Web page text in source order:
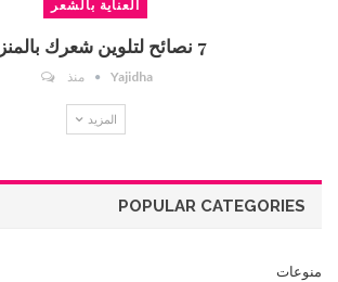
العناية بالشعر
7 نصائح لتلوين شعرك بالمنزل
Yajidha منذ
المزيد
POPULAR CATEGORIES
منوعات